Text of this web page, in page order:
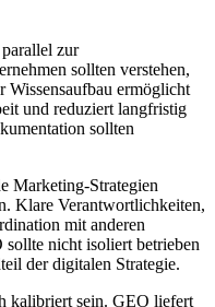
zur
sollten verstehen,
Wissensaufbau ermöglicht
und reduziert langfristig
sollten
Marketing-Strategien
Klare Verantwortlichkeiten,
mit anderen
nicht isoliert betrieben
der digitalen Strategie.
kalibriert sein. GEO liefert